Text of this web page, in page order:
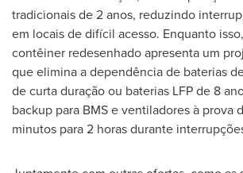
tradicionais de 2 anos, reduzindo
em locais de difícil acesso. Enquanto
contêiner redesenhado apresenta um
que elimina a dependência de baterias
de curta duração ou baterias LFP de 8
backup para BMS e ventiladores à prova
minutos para 2 horas durante